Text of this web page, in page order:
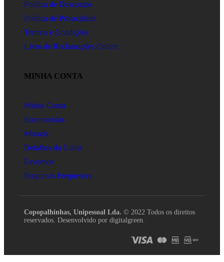
Política de Descontos
Política de Privacidade
Termos e Condições
Livro de Reclamações Online
MINHA CONTA
Minha Conta
Encomendas
Morada
Detalhes da Conta
Favoritos
Perguntas Frequentes
Copopalhinhas, Unipessoal Lda. © 2022 Todos os direitos
reservados. Desenvolvido por digitalgreen.